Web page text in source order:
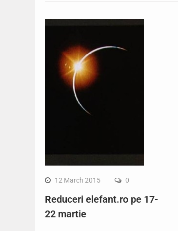
12 March 2015 0
Reduceri elefant.ro pe 17-
22 martie